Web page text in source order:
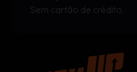
Sem cartão de crédito.